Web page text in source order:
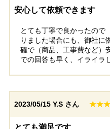
安心して依頼できます
とても丁寧で良かったので
りました場合にも、御社に
確で（商品、工事費など）
での回答も早く、イライラ
2023/05/15 Y.S さん